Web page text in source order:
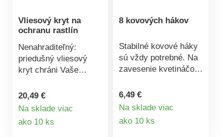
Vliesový kryt na
ochranu rastlín
Nenahraditeľný:
priedušný vliesový
kryt chráni Vaše
až do -8 °C. Súčasťou
balenia sú 4 kovové
proti vetru.
20,49 €
Na sklade viac
ako 10 ks
8 kovových hákov
Stabilné kovové háky
sú vždy potrebné. Na
zavesenie kvetináčov,
atď. Dodávané bez
kvetináča.
6,49 €
Na sklade viac
ako 10 ks